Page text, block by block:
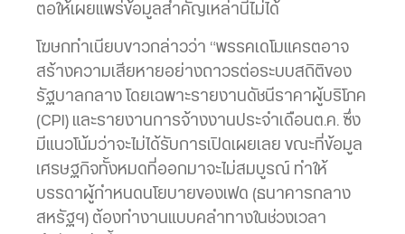
ตอให้เผยแพร่ข้อมูลสำคัญเหล่านี้ไม่ได้
โฆษกทำเนียบขาวกล่าวว่า “พรรคเดโมแครตอาจ
สร้างความเสียหายอย่างถาวรต่อระบบสถิติของ
รัฐบาลกลาง โดยเฉพาะรายงานดัชนีราคาผู้บริโภค
(CPI) และรายงานการจ้างงานประจำเดือนต.ค. ซึ่ง
มีแนวโน้มว่าจะไม่ได้รับการเปิดเผยเลย ขณะที่ข้อมูล
เศรษฐกิจทั้งหมดที่ออกมาจะไม่สมบูรณ์ ทำให้
บรรดาผู้กำหนดนโยบายของเฟด (ธนาคารกลาง
สหรัฐฯ) ต้องทำงานแบบคลำทางในช่วงเวลา